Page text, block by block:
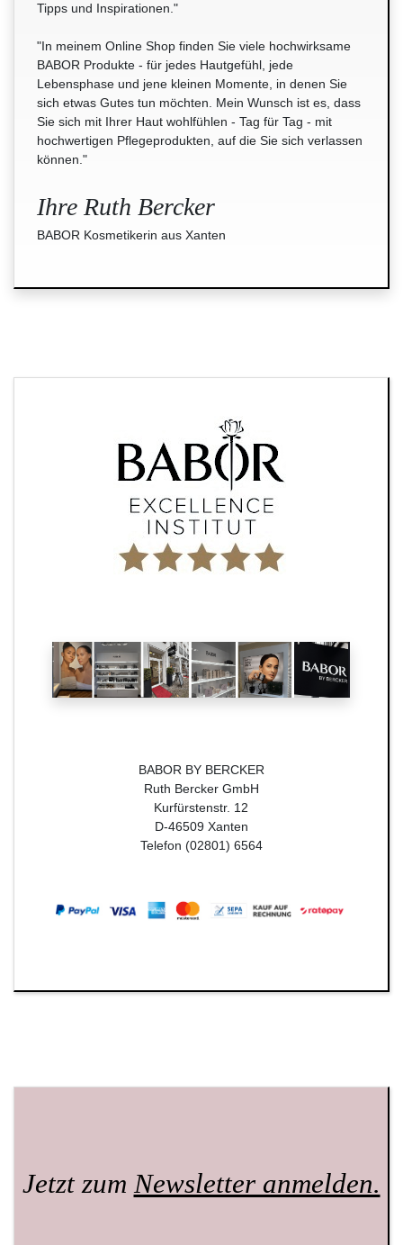
Tipps und Inspirationen."
"In meinem Online Shop finden Sie viele hochwirksame
BABOR Produkte - für jedes Hautgefühl, jede
Lebensphase und jene kleinen Momente, in denen Sie
sich etwas Gutes tun möchten. Mein Wunsch ist es, dass
Sie sich mit Ihrer Haut wohlfühlen - Tag für Tag - mit
hochwertigen Pflegeprodukten, auf die Sie sich verlassen
können."
Ihre Ruth Bercker
BABOR Kosmetikerin aus Xanten
BABOR BY BERCKER
Ruth Bercker GmbH
Kurfürstenstr. 12
D-46509 Xanten
Telefon (02801) 6564
Jetzt zumNewsletter anmelden.